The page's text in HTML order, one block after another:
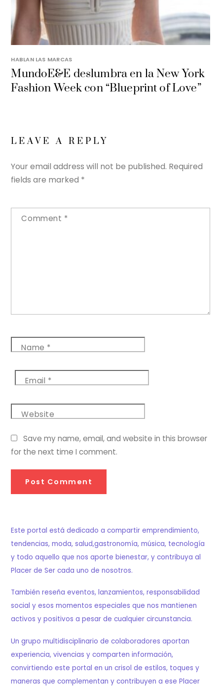
HABLAN LAS MARCAS
MundoE&E deslumbra en la New York
Fashion Week con “Blueprint of Love”
LEAVE A REPLY
Your email address will not be published. Required
fields are marked *
Comment *
Name *
Email *
Website
Save my name, email, and website in this browser
for the next time I comment.
Este portal está dedicado a compartir emprendimiento,
tendencias, moda, salud,gastronomía, música, tecnología
y todo aquello que nos aporte bienestar, y contribuya al
Placer de Ser cada uno de nosotros.
También reseña eventos, lanzamientos, responsabilidad
social y esos momentos especiales que nos mantienen
activos y positivos a pesar de cualquier circunstancia.
Un grupo multidisciplinario de colaboradores aportan
experiencia, vivencias y comparten información,
convirtiendo este portal en un crisol de estilos, toques y
maneras que complementan y contribuyen a ese Placer